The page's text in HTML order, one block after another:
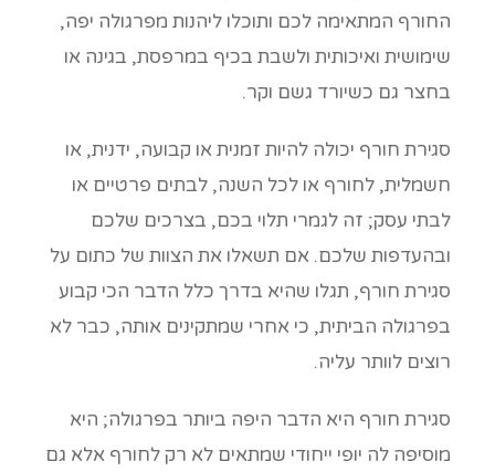
החורף המתאימה לכם ותוכלו ליהנות מפרגולה יפה,
שימושית ואיכותית ולשבת בכיף במרפסת, בגינה או
בחצר גם כשיורד גשם וקר.
סגירת חורף יכולה להיות זמנית או קבועה, ידנית, או
חשמלית, לחורף או לכל השנה, לבתים פרטיים או
לבתי עסק; זה לגמרי תלוי בכם, בצרכים שלכם
ובהעדפות שלכם. אם תשאלו את הצוות של כתום על
סגירת חורף, תגלו שהיא בדרך כלל הדבר הכי קבוע
בפרגולה הביתית, כי אחרי שמתקינים אותה, כבר לא
רוצים לוותר עליה.
סגירת חורף היא הדבר היפה ביותר בפרגולה; היא
מוסיפה לה יופי ייחודי שמתאים לא רק לחורף אלא גם